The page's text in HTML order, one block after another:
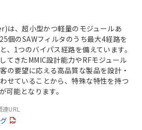
、超小型かつ軽量のモジュールあ
個のSAWフィルタのうち最大4経路を
、1つのバイパス経路を備えています。
てきたMMIC設計能力やRFモジュール
の要望に応える高品質な製品を設計・
せていることから、特殊な特性を持つ
可能となります。
URL